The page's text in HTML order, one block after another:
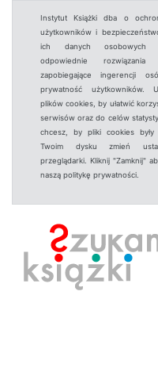
Instytut Książki dba o
użytkowników i
ich danych osobowych
odpowiednie rozwiązania
zapobiegające ingerencji
prywatność użytkowników.
plików cookies, by ułatwić
serwisów oraz do celów
chcesz, by pliki cookies były
Twoim dysku zmień
przeglądarki. Kliknij "Zamknij"
naszą politykę prywatności.